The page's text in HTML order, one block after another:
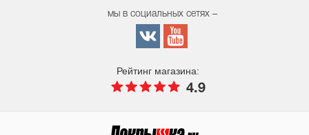
мы в социальных сетях –
Рейтинг магазина:
4.9